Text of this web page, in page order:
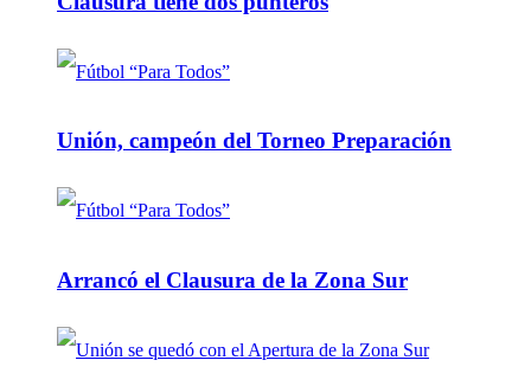
Unión, campeón del Torneo Preparación
Arrancó el Clausura de la Zona Sur